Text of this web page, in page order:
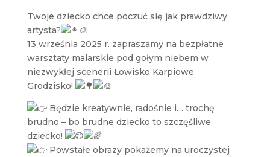
Twoje dziecko chce poczuć się jak prawdziwy
artysta?
13 września 2025 r. zapraszamy na bezpłatne
warsztaty malarskie pod gołym niebem w
niezwykłej scenerii Łowisko Karpiowe
Grodzisko!
Będzie kreatywnie, radośnie i… trochę
brudno – bo brudne dziecko to szczęśliwe
dziecko!
Powstałe obrazy pokażemy na uroczystej